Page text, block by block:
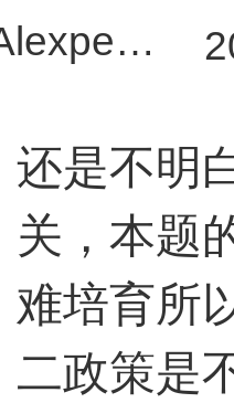
Alexpeanutbutter
还是不明
关，本题
难培育所
二政策是